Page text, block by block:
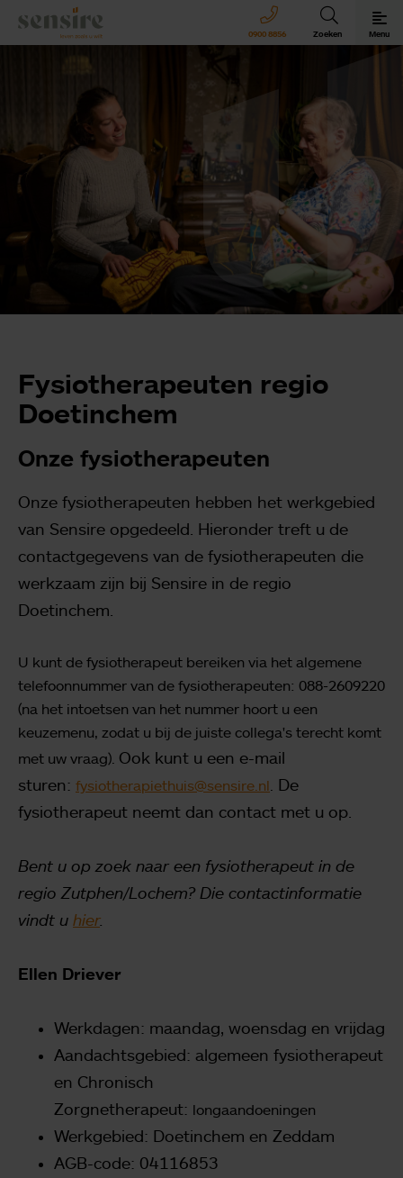
Sensire logo
0900 8856 Zoeken Menu
Revalideren met Sensire
Wonen en zorg met Sensire
Meer over Sensire
Fysiotherapeuten regio
Doetinchem
Onze fysiotherapeuten
Onze fysiotherapeuten hebben het werkgebied
van Sensire opgedeeld. Hieronder treft u de
contactgegevens van de fysiotherapeuten die
werkzaam zijn bij Sensire in de regio
Doetinchem.
U kunt de fysiotherapeut bereiken via het algemene
telefoonnummer van de fysiotherapeuten: 088-2609220
(na het intoetsen van het nummer hoort u een
keuzemenu, zodat u bij de juiste collega's terecht komt
met uw vraag). Ook kunt u een e-mail
sturen: fysiotherapiethuis@sensire.nl De
fysiotherapeut neemt dan contact met u op.
Bent u op zoek naar een fysiotherapeut in de
regio Zutphen/Lochem? Die contactinformatie
vindt u hier.
Ellen Driever
Werkdagen: maandag, woensdag en vrijdag
Aandachtsgebied: algemeen fysiotherapeut
en Chronisch
Zorgnetherapeut: longaandoeningen
Werkgebied: Doetinchem en Zeddam
AGB-code: 04116853